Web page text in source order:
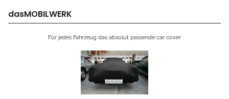
dasMOBILWERK
Für jedes Fahrzeug das absolut passende car cover